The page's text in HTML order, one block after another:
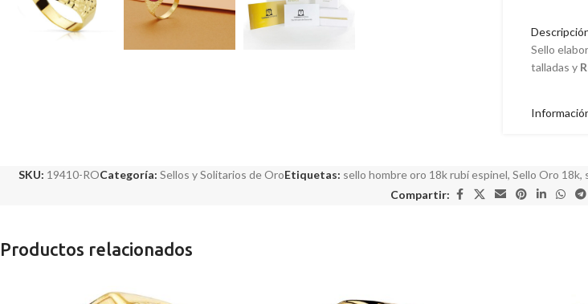
Sello
talladas y
SKU: 19410-ROCategoría: Sellos y Solitarios de OroEtiquetas: sello hombre oro 18k rubí espinel, Sello Oro 18k,
Compartir:
Productos relacionados